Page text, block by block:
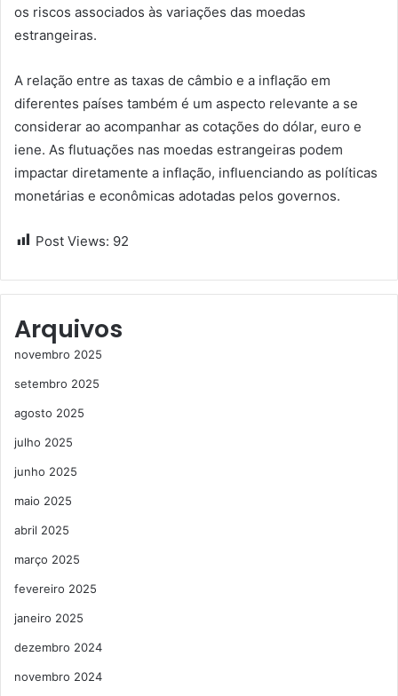
os riscos associados às variações das moedas
estrangeiras.
A relação entre as taxas de câmbio e a inflação em
diferentes países também é um aspecto relevante a se
considerar ao acompanhar as cotações do dólar, euro e
iene. As flutuações nas moedas estrangeiras podem
impactar diretamente a inflação, influenciando as políticas
monetárias e econômicas adotadas pelos governos.
Post Views: 92
Arquivos
novembro 2025
setembro 2025
agosto 2025
julho 2025
junho 2025
maio 2025
abril 2025
março 2025
fevereiro 2025
janeiro 2025
dezembro 2024
novembro 2024